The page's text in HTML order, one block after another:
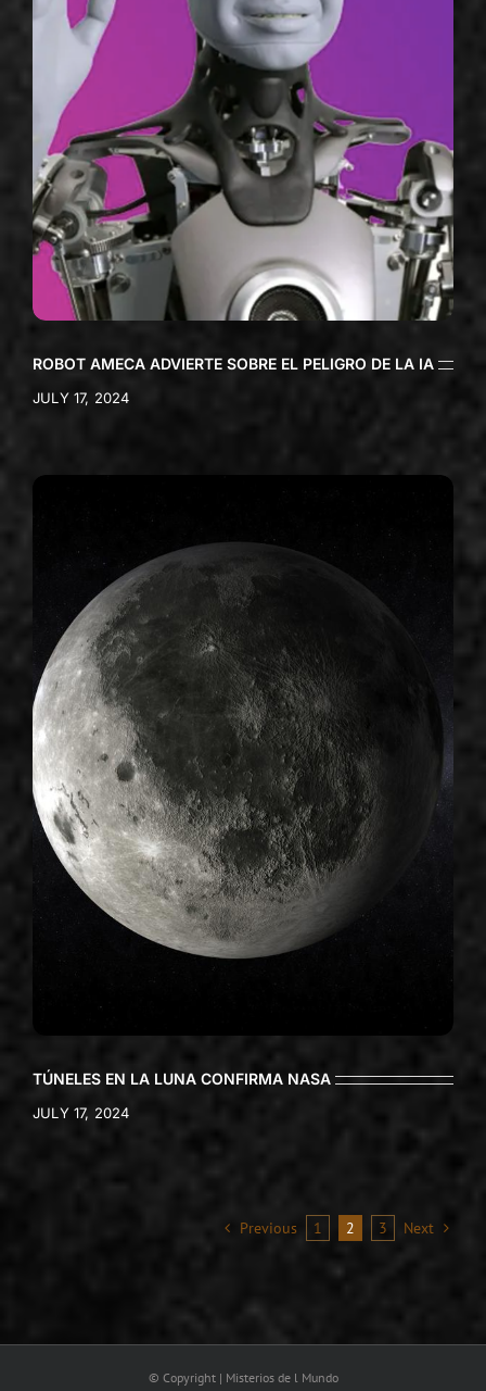
ROBOT AMECA ADVIERTE SOBRE EL PELIGRO DE LA IA
JULY 17, 2024
TÚNELES EN LA LUNA CONFIRMA NASA
JULY 17, 2024
Previous 1 2 3 Next
© Copyright | Misterios de l Mundo